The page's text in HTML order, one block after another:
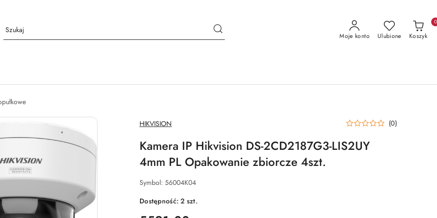
Moje konto Ulubione Koszyk
0
NAZWA
PRODUCENTA:
HIKVISION (0)
Kamera IP Hikvision DS-2CD2187G3-LIS2UY
4mm PL Opakowanie zbiorcze 4szt.
Symbol: 56004K04
Dostępność:2 szt.